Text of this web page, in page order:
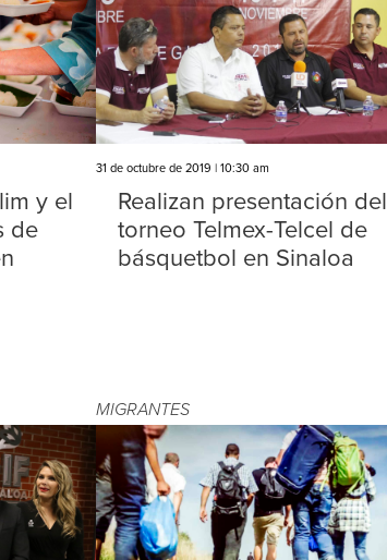
y el
de
31 de octubre de 2019 | 10:30 am
Realizan presentación del
torneo Telmex-Telcel de
básquetbol en Sinaloa
MIGRANTES